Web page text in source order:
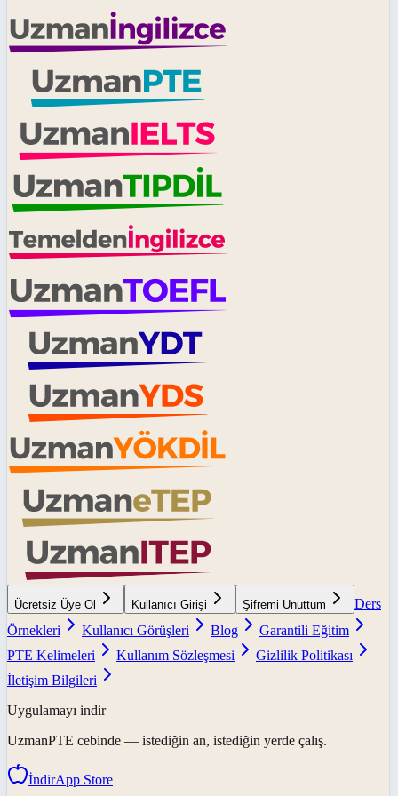
Ücretsiz Üye Ol Kullanıcı Girişi Şifremi Unuttum
Ders
Örnekleri
Kullanıcı Görüşleri Blog
Garantili Eğitim
PTE Kelimeleri
Kullanım Sözleşmesi
Gizlilik Politikası
İletişim Bilgileri
Uygulamayı indir
UzmanPTE cebinde — istediğin an, istediğin yerde çalış.
İndirApp Store